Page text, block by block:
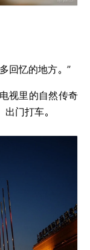
回忆的地方。”
视里的自然传奇
门打车。